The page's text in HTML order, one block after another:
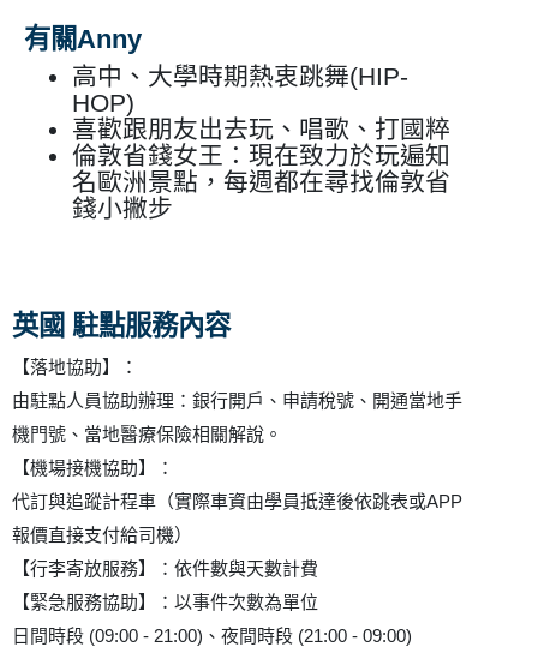
有關Anny
高中、大學時期熱衷跳舞(HIP-
HOP)
喜歡跟朋友出去玩、唱歌、打國粹
倫敦省錢女王：現在致力於玩遍知
名歐洲景點，每週都在尋找倫敦省
錢小撇步
英國 駐點服務內容
【落地協助】：
由駐點人員協助辦理：銀行開戶、申請稅號、開通當地手
機門號、當地醫療保險相關解說。
【機場接機協助】：
代訂與追蹤計程車（實際車資由學員抵達後依跳表或APP
報價直接支付給司機）
【行李寄放服務】：依件數與天數計費
【緊急服務協助】：以事件次數為單位
日間時段 (09:00 - 21:00)、夜間時段 (21:00 - 09:00)